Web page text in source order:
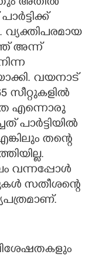
അതിൽ
അന്ന്
വയനാട്
സീറ്റുകളിൽ
എന്നൊരു
പാർട്ടിയിൽ
തന്റെ
വന്നപ്പോൾ
സതീശന്റെ